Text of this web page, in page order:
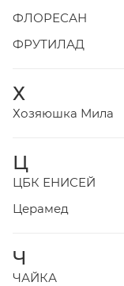
ФЛОРЕСАН
ФРУТИЛАД
Х
Хозяюшка Мила
Ц
ЦБК ЕНИСЕЙ
Церамед
Ч
ЧАЙКА